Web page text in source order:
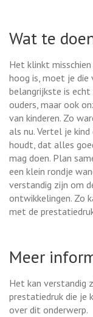
Wat te
Het klinkt
hoog is, moet je die
belangrijkste is
ouders, maar ook
van kinderen. Zo
als nu. Vertel je
houdt, dat alles
mag doen. Plan
een klein rondje
verstandig zijn om
ontwikkelingen. Zo
met de
Meer
Het kan verstandig
prestatiedruk die je
over dit onderwerp.